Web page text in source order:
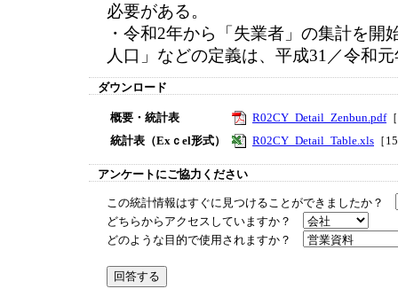
必要がある。
・令和2年から「失業者」の集計を開
人口」などの定義は、平成31／令和
ダウンロード
概要・統計表 R02CY_Detail_Zenbun.pdf
統計表（Exｃel形式）
R02CY_Detail_Table.xls ［
アンケートにご協力ください
この統計情報はすぐに見つけることができましたか？
どちらからアクセスしていますか？
どのような目的で使用されますか？